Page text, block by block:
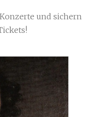
und sichern